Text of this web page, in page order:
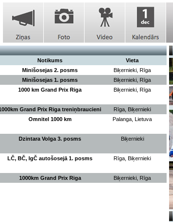
Notikums
Vieta
Minišosejas 2. posms
Biķernieki, Rīga
Minišosejas 1. posms
Biķernieki, Rīga
1000 km Grand Prix Riga Biķernieki, Rīga
Grand Prix Riga treniņbraucieni
Rīga, Biķernieki
Omnitel 1000 km Palanga, Lietuva
Dzintara Volga 3. posms Biķernieki
LČ, BČ, IgČ autošosejā 1. posms Rīga, Biķernieki
1000km Grand Prix Riga Biķernieki, Rīga